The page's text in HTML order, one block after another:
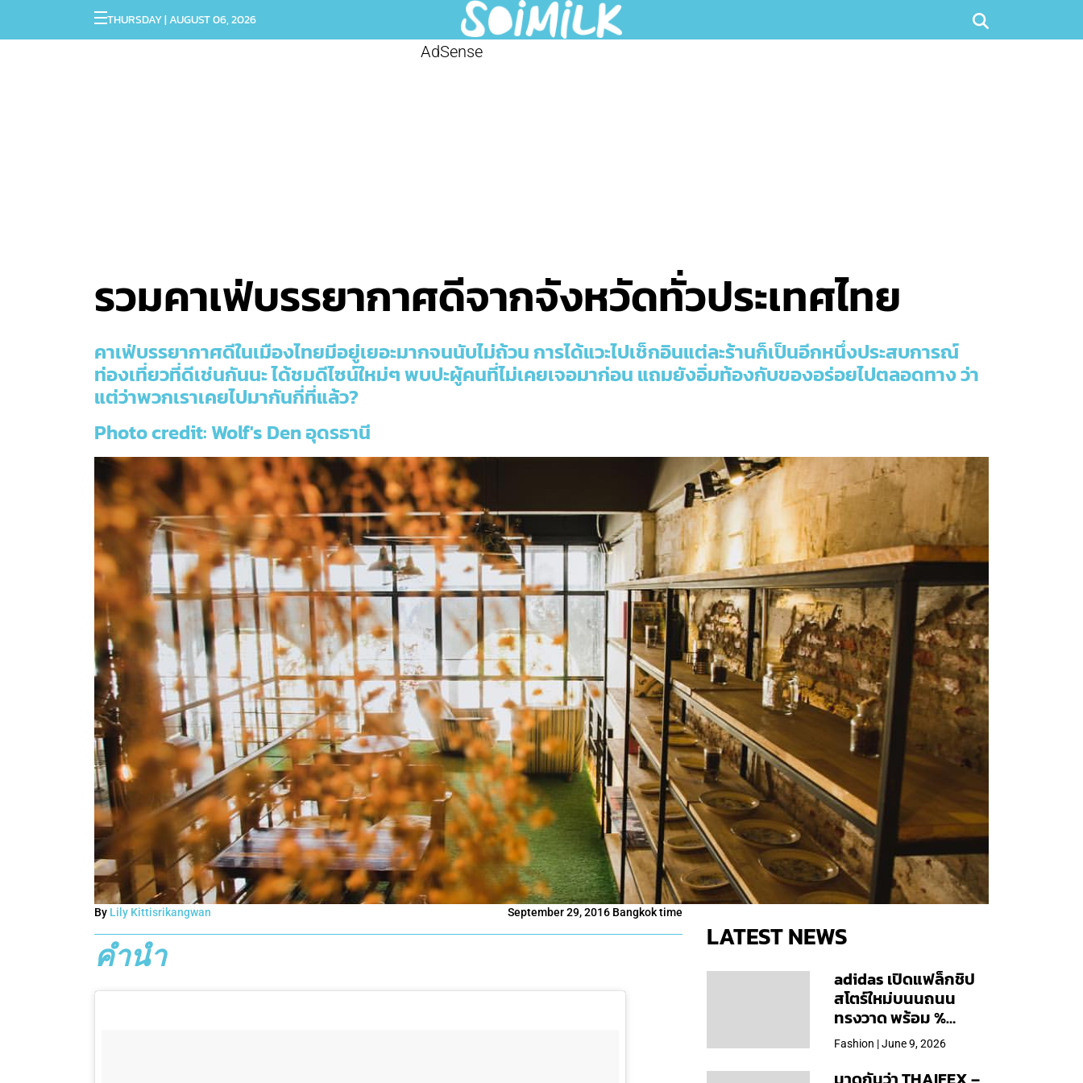
THURSDAY | AUGUST 06, 2026
AdSense
รวมคาเฟ่บรรยากาศดีจากจังหวัดทั่วประเทศไทย
คาเฟ่บรรยากาศดีในเมืองไทยมีอยู่เยอะมากจนนับไม่ถ้วน การได้แวะไปเช็กอินแต่ละร้านก็เป็นอีกหนึ่งประสบการณ์
ท่องเที่ยวที่ดีเช่นกันนะ ได้ชมดีไซน์ใหม่ๆ พบปะผู้คนที่ไม่เคยเจอมาก่อน แถมยังอิ่มท้องกับของอร่อยไปตลอดทาง ว่า
แต่ว่าพวกเราเคยไปมากันกี่ที่แล้ว?
Photo credit: Wolf's Den อุดรธานี
By Lily Kittisrikangwan September 29, 2016 Bangkok time
คำนำ
LATEST NEWS
adidas เปิดแฟล็กชิป
สโตร์ใหม่บนนถนน
ทรงวาด พร้อม %
Arabica และคอลเลก
ชันพิเศษเฉพาะสาขา
Fashion | June 9, 2026